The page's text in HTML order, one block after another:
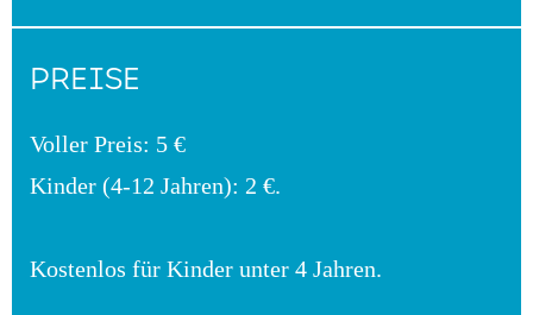
PREISE
Voller Preis: 5 €
Kinder (4-12 Jahren): 2 €.
Kostenlos für Kinder unter 4 Jahren.